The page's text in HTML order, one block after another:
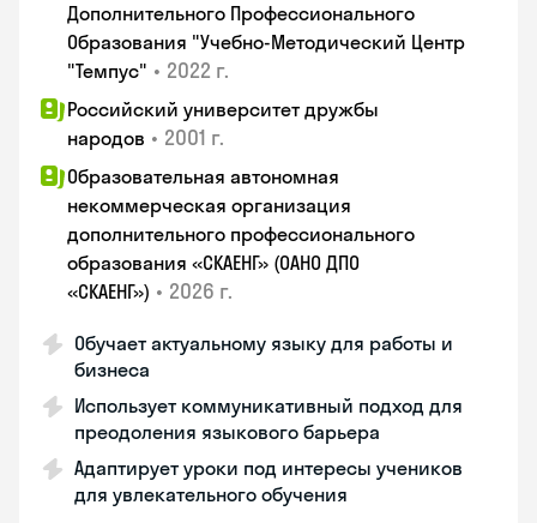
Дополнительного Профессионального
Образования "Учебно-Методический Центр
"Темпус" • 2022 г.
Российский университет дружбы
народов • 2001 г.
Образовательная автономная
некоммерческая организация
дополнительного профессионального
образования «СКАЕНГ» (ОАНО ДПО
«СКАЕНГ») • 2026 г.
Обучает актуальному языку для работы и
бизнеса
Использует коммуникативный подход для
преодоления языкового барьера
Адаптирует уроки под интересы учеников
для увлекательного обучения